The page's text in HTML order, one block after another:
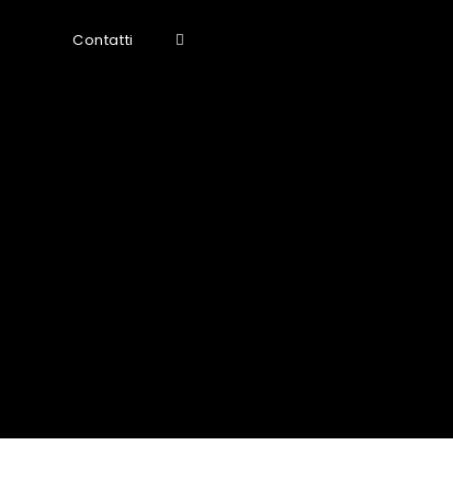
Contatti